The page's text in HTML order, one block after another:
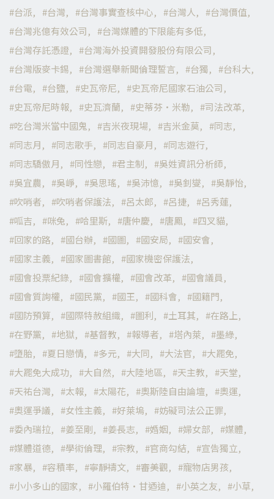
台派
台灣 台灣事實查核中心 台灣人
台灣價值
台灣兆億有效公司
台灣媒體的下限能有多低
台灣存託憑證
台灣海外投資開發股份有限公司
台灣版麥卡錫
台灣選舉新聞倫理誓言 台獨
台科大
台電
台鹽 史瓦帝尼
史瓦帝尼國家石油公司
史瓦帝尼時報
史瓦濟蘭 史蒂芬·米勒
司法改革
吃台灣米當中國鬼
吉米夜現場 吉米金莫
同志
同志月
同志歌手 同志自豪月
同志遊行
同志驕傲月
同性戀 君主制
吳姓資訊分析師
吳宜農
吳崢 吳思瑤 吳沛憶 吳釗燮
吳靜怡
吹哨者
吹哨者保護法 呂太郎 呂捷
呂秀蓮
呱吉
咪兔 哈里斯 唐仲慶 唐鳳
四叉貓
回家的路
國台辦 國圖 國安局
國安會
國家主義
國家圖書館
國家機密保護法
國會投票紀錄
國會擴權 國會改革
國會議員
國會質詢權
國民黨 國王 國科會
國籍門
國防預算
國際特赦組織 圖利 土耳其
在路上
在野黨
地獄 基督教 報導者 塔內萊
墨綠
墮胎
夏日戀情 多元 大同 大法官
大罷免
大罷免大成功
大自然 大陸地區 天主教
天堂
天祐台灣
太報 太陽花 奧斯陸自由論壇
奧運
奧運爭議
女性主義 好萊塢
妨礙司法公正罪
委內瑞拉
姜至剛 姜長志 婚姻 婦女部
媒體
媒體道德
學術倫理 宗教 官商勾結
宣告獨立
家暴
容積率 寧靜禱文 審美觀
寵物店男孩
小小多山的國家
小羅伯特·甘迺迪 小英之友
小草